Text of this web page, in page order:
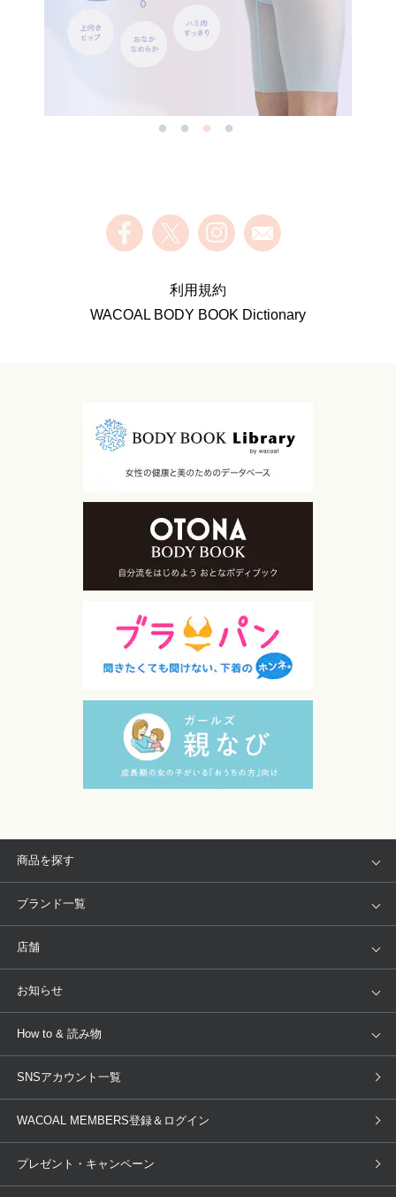
利用規約
WACOAL BODY BOOK Dictionary
商品を探す
アイテム
トピックス
ブランド一覧
WACOAL
AMPHI une nana cool
OUR WACOAL
WACOAL Remamma
Licensed Brands
店舗
店舗を探す
ブラ無料診断
3Dボディスキャン
お知らせ
新着情報
商品回収
ニュース＆トピックス
How to & 読み物
下着の基礎知識
ブラパン ワコールスタイル
SNSアカウント一覧
WACOAL MEMBERS登録＆ログイン
プレゼント・キャンペーン